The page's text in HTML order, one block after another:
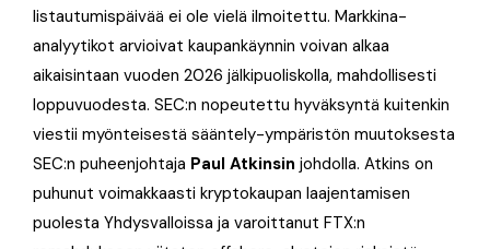
listautumispäivää ei ole vielä ilmoitettu. Markkina-
analyytikot arvioivat kaupankäynnin voivan alkaa
aikaisintaan vuoden 2026 jälkipuoliskolla, mahdollisesti
loppuvuodesta. SEC:n nopeutettu hyväksyntä kuitenkin
viestii myönteisestä sääntely-ympäristön muutoksesta
SEC:n puheenjohtaja Paul Atkinsin johdolla. Atkins on
puhunut voimakkaasti kryptokaupan laajentamisen
puolesta Yhdysvalloissa ja varoittanut FTX:n